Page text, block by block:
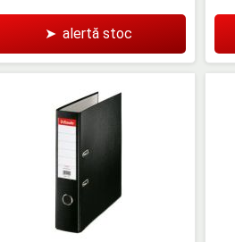
➤ alertă stoc